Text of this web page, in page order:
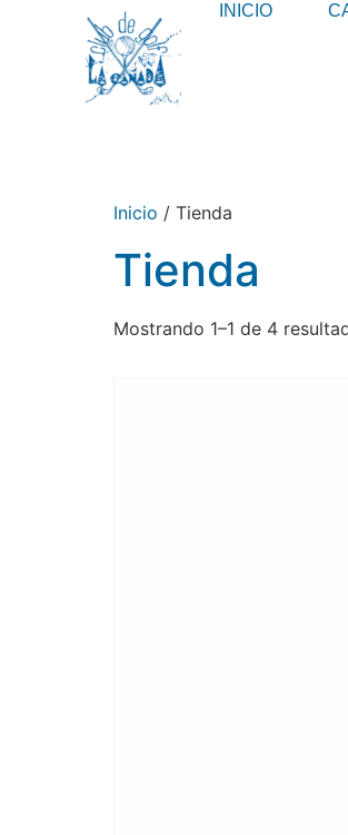
INICIO
Inicio / Tienda
Tienda
Mostrando 1–1 de 4